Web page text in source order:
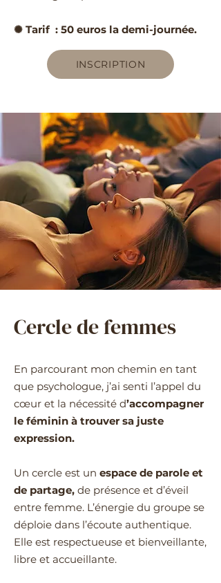
✺ Tarif : 50 euros la demi-journée.
INSCRIPTION
Cercle de femmes
En parcourant mon chemin en tant
que psychologue, j’ai senti l’appel du
cœur et la nécessité d’accompagner
le féminin à trouver sa juste
expression.
Un cercle est un espace de parole et
de partage, de présence et d’éveil
entre femme. L’énergie du groupe se
déploie dans l’écoute authentique.
Elle est respectueuse et bienveillante,
libre et accueillante.